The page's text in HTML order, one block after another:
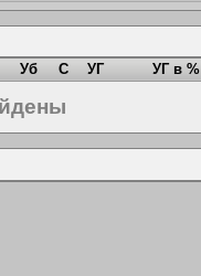
Уб С УГ УГ в %